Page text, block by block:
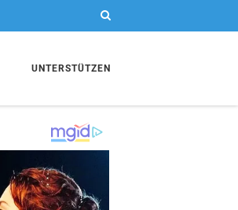
UNTERSTÜTZEN